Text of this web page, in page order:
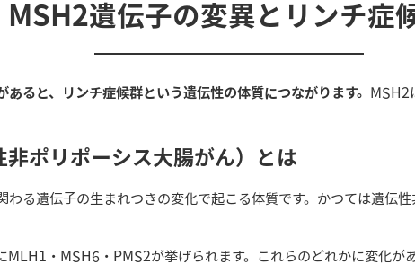
MSH2遺伝子の変異とリンチ症
ると、リンチ症候群という遺伝性の体質につながります。
MSH2
非ポリポーシス大腸がん）とは
わる遺伝子の生まれつきの変化で起こる体質です。かつては遺伝
・MSH6・PMS2が挙げられます。これらのどれかに変化が